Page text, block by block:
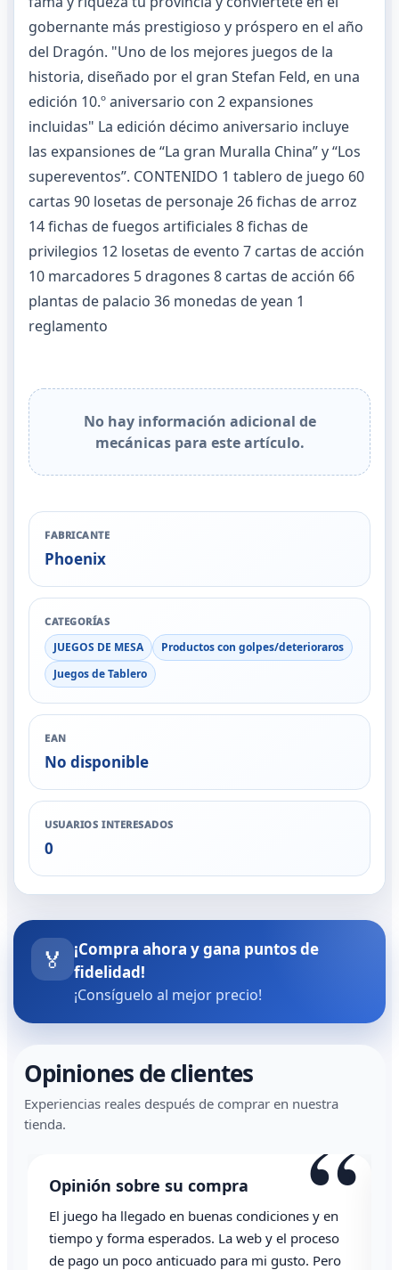
gobernante más prestigioso y próspero en el año
del Dragón. "Uno de los mejores juegos de la
historia, diseñado por el gran Stefan Feld, en una
edición 10.º aniversario con 2 expansiones
incluidas" La edición décimo aniversario incluye
las expansiones de “La gran Muralla China” y “Los
supereventos”. CONTENIDO 1 tablero de juego 60
cartas 90 losetas de personaje 26 fichas de arroz
14 fichas de fuegos artificiales 8 fichas de
privilegios 12 losetas de evento 7 cartas de acción
10 marcadores 5 dragones 8 cartas de acción 66
plantas de palacio 36 monedas de yean 1
reglamento
No hay información adicional de
mecánicas para este artículo.
FABRICANTE
Phoenix
CATEGORÍAS
JUEGOS DE MESA
Productos con golpes/deterioraros
Juegos de Tablero
EAN
No disponible
USUARIOS INTERESADOS
0
🏅
¡Compra ahora y gana puntos de
fidelidad!
¡Consíguelo al mejor precio!
Opiniones de clientes
Experiencias reales después de comprar en nuestra
tienda.
“
Opinión sobre su compra
El juego ha llegado en buenas condiciones y en
tiempo y forma esperados. La web y el proceso
de pago un poco anticuado para mi gusto. Pero